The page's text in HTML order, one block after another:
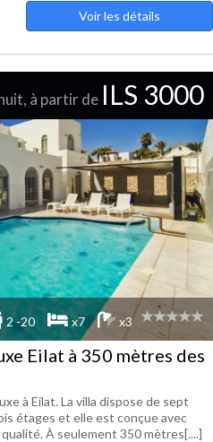
Voir les détails
à partir de ILS 3000
2 -20 x7 x3
Eilat à 350 mètres des
à Eilat. La villa dispose de sept
étages et elle est conçue avec
À seulement 350 mètres[....]